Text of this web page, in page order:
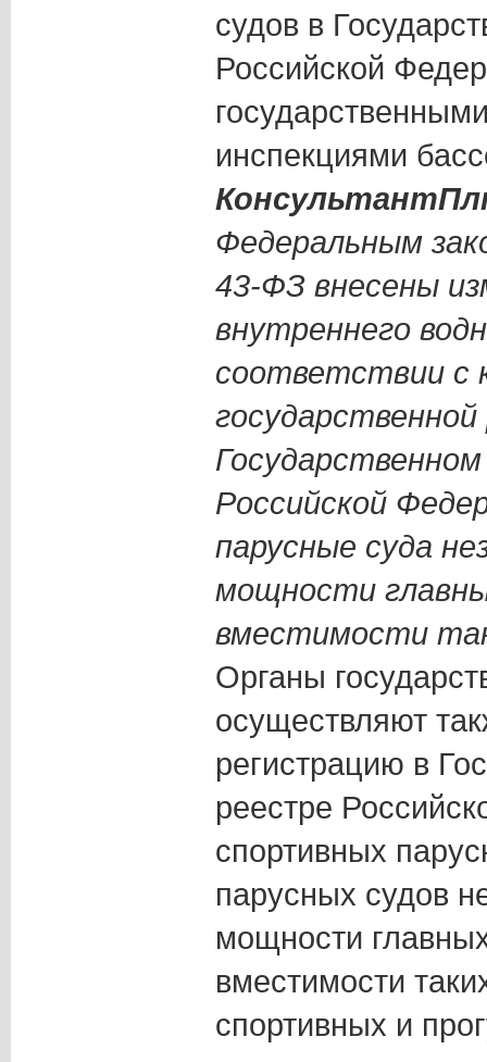
судов в
Российской
инспекциями
Федеральным
43-ФЗ внесены
внутреннего
соответствии с
Российской
парусные суда
мощности
вместимости
Органы
осуществляют
регистрацию в
реестре
спортивных
парусных судов
мощности
вместимости
спортивных и